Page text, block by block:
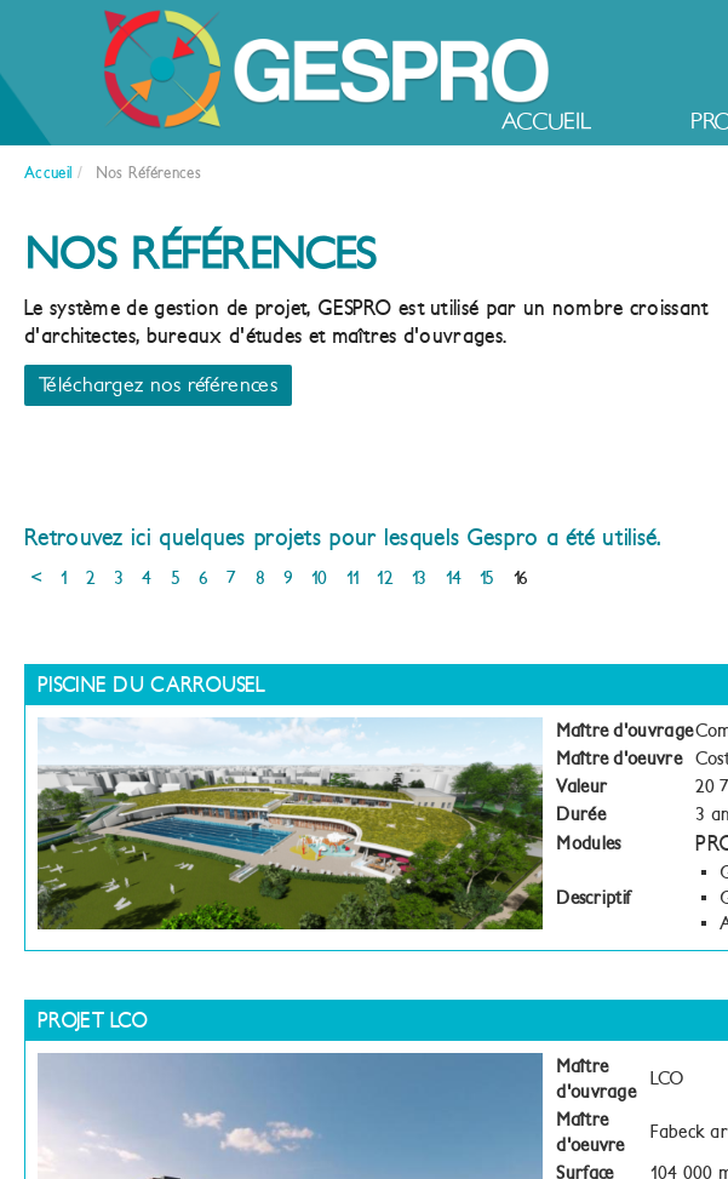
ACCUEIL
Accueil / Nos Références
NOS RÉFÉRENCES
Le système de gestion de projet, GESPRO est utilisé par un nombre croissant
d'architectes, bureaux d'études et maîtres d'ouvrages.
Téléchargez nos références
Retrouvez ici quelques projets pour lesquels Gespro a été utilisé.
< 1 2 3 4 5 6 7 8 9 10 11 12 13 14 15 16
PISCINE DU CARROUSEL
Maître d'ouvrage
Maître d'oeuvre
Valeur
20
Durée
3
Modules
Descriptif
PROJET LCO
Maître
d'ouvrage
LCO
Maître
d'oeuvre
Fabeck
Surface
104 000